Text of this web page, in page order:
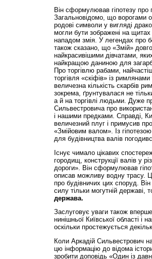
Він сформулював гіпотезу про
Загальновідомо, що ворогами
родові символи у вигляді
могли бути зображені на щитах
нападом змія. У легендах про
також сказано, що «Змій»
найкрасивішими дівчатами,
найкращою даниною для
Про торгівлю рабами,
торгівля «скіфів» із
величезна кількість скарбів
зокрема, ґрунтувалася не
а й на торгівлі людьми. Дуже
Сильвестровича про
і нашими предками. Справді,
величезний плуг і примусив
«Змійовим валом». Із
для будівництва валів
Існує чимало цікавих
городищ, конструкції валів у
дороги». Він сформулював
описав можливу водну трасу.
про будівничих цих споруд.
силу тільки могутній державі,
держава.
Заслуговує уваги також
нинішньої Київської області і
оскільки простежується
Коли Аркадій Сильвестрович
цю інформацію до відома
зробити доповідь «Один із